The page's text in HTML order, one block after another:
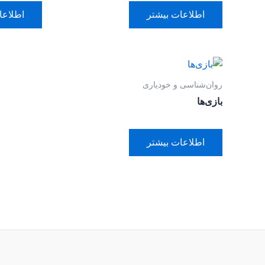
اطلاعات بیشتر
روان‌‌شناسی و خودیاری
بازی‌ها
اطلاعات بیشتر